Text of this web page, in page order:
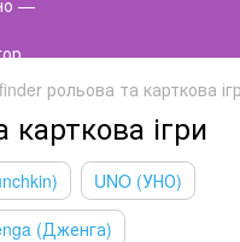
рольова та карткова
ігри
UNO (УНО)
(Дженга)